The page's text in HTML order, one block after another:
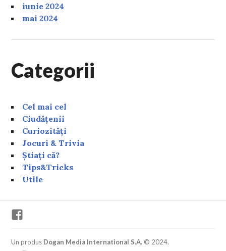
iunie 2024
mai 2024
Categorii
Cel mai cel
Ciudățenii
Curiozități
Jocuri & Trivia
Știați că?
Tips&Tricks
Utile
Un produs Dogan Media International S.A. © 2024.